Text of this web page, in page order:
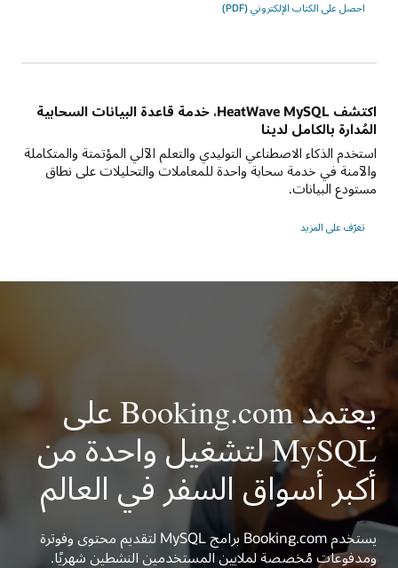
احصل على الكتاب الإلكتروني (PDF)
اكتشف HeatWave MySQL، خدمة قاعدة البيانات السحابية
المُدارة بالكامل لدينا
استخدم الذكاء الاصطناعي التوليدي والتعلم الآلي المؤتمتة والمتكاملة
والآمنة في خدمة سحابة واحدة للمعاملات والتحليلات على نطاق
مستودع البيانات.
تعرّف على المزيد
يعتمد Booking.com على
MySQL لتشغيل واحدة من
أكبر أسواق السفر في العالم
يستخدم Booking.com برامج MySQL لتقديم محتوى وفوترة
ومدفوعات مُخصصة لملايين المستخدمين النشطين شهريًا.